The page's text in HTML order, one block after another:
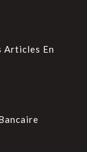
Articles En